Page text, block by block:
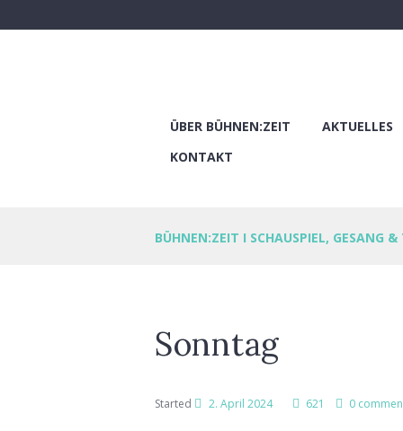
ÜBER BÜHNEN:ZEIT AKTUELLES
KONTAKT
BÜHNEN:ZEIT I SCHAUSPIEL, GESANG
Sonntag
Started 2. April 2024 621 0